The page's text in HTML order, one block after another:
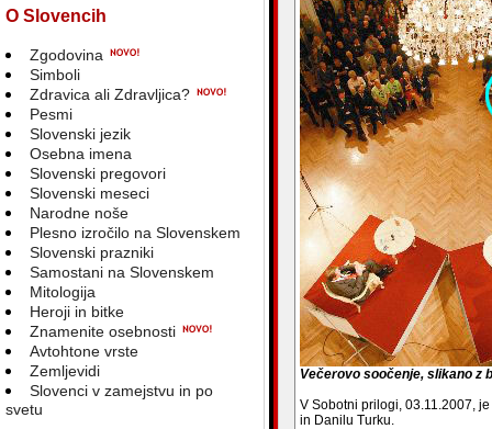
O Slovencih
Zgodovina
Simboli
Zdravica ali Zdravljica?
Pesmi
Slovenski jezik
Osebna imena
Slovenski pregovori
Slovenski meseci
Narodne noše
Plesno izročilo na Slovenskem
Slovenski prazniki
Samostani na Slovenskem
Mitologija
Heroji in bitke
Znamenite osebnosti
Avtohtone vrste
Zemljevidi
Slovenci v zamejstvu in po
svetu
Večerovo soočenje, slikano z
V Sobotni prilogi, 03.11.2007,
in Danilu Turku.